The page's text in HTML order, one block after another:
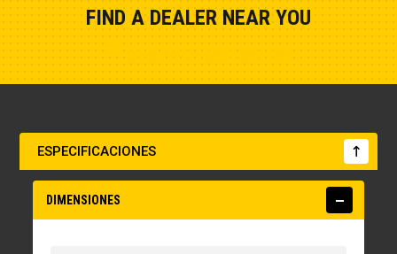
FIND A DEALER NEAR YOU
ESPECIFICACIONES
DIMENSIONES